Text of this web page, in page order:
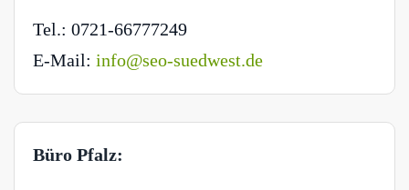
Tel.: 0721-66777249
E-Mail: info@seo-suedwest.de
Büro Pfalz: